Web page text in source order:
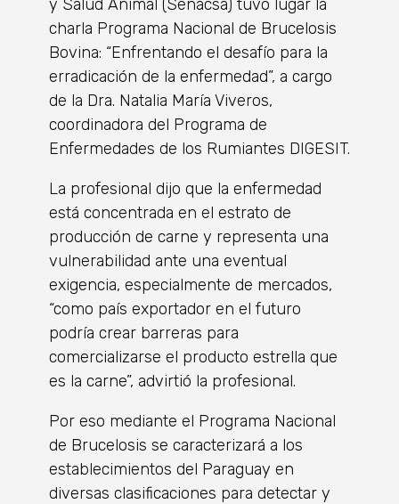
y Salud Animal (Senacsa) tuvo lugar la
charla Programa Nacional de Brucelosis
Bovina: “Enfrentando el desafío para la
erradicación de la enfermedad”, a cargo
de la Dra. Natalia María Viveros,
coordinadora del Programa de
Enfermedades de los Rumiantes DIGESIT.
La profesional dijo que la enfermedad
está concentrada en el estrato de
producción de carne y representa una
vulnerabilidad ante una eventual
exigencia, especialmente de mercados,
“como país exportador en el futuro
podría crear barreras para
comercializarse el producto estrella que
es la carne”, advirtió la profesional.
Por eso mediante el Programa Nacional
de Brucelosis se caracterizará a los
establecimientos del Paraguay en
diversas clasificaciones para detectar y